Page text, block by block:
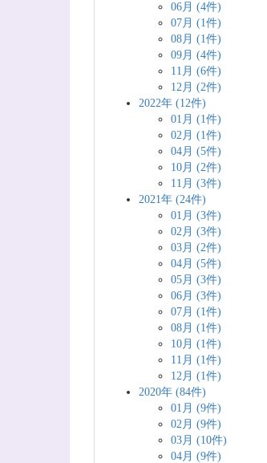
06月 (4件)
07月 (1件)
08月 (1件)
09月 (4件)
11月 (6件)
12月 (2件)
2022年 (12件)
01月 (1件)
02月 (1件)
04月 (5件)
10月 (2件)
11月 (3件)
2021年 (24件)
01月 (3件)
02月 (3件)
03月 (2件)
04月 (5件)
05月 (3件)
06月 (3件)
07月 (1件)
08月 (1件)
10月 (1件)
11月 (1件)
12月 (1件)
2020年 (84件)
01月 (9件)
02月 (9件)
03月 (10件)
04月 (9件)